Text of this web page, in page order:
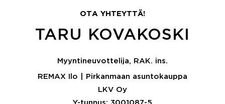
OTA YHTEYTTÄ!
TARU KOVAKOSKI
Myyntineuvottelija, RAK. ins.
REMAX Ilo | Pirkanmaan asuntokauppa
LKV Oy